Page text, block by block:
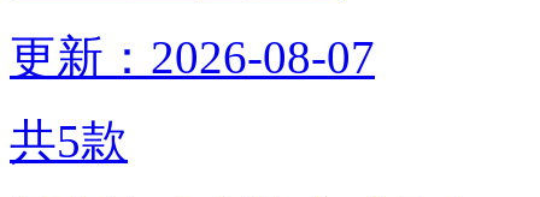
更新：2026-08-07
共5款